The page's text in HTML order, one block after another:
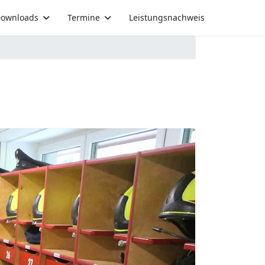
Termine Leistungsnachweis